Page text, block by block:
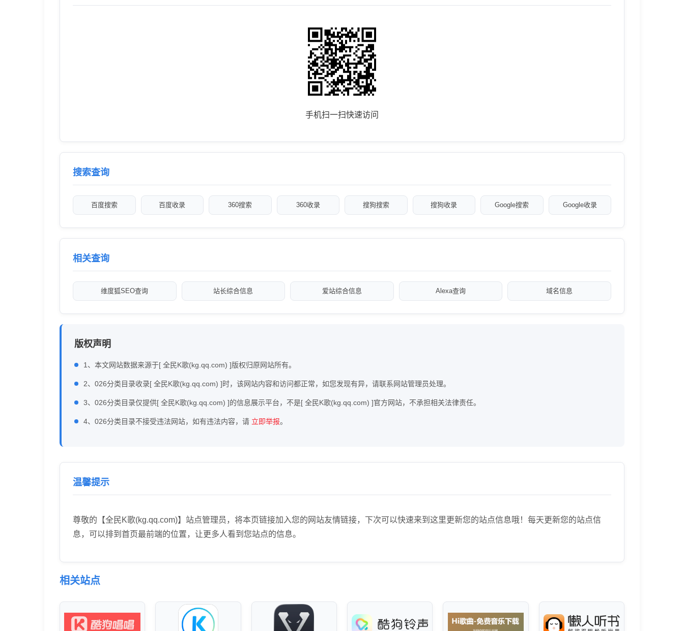
手机扫一扫快速访问
搜索查询
百度搜索 百度收录 360搜索 360收录 搜狗搜索 搜狗收录 Google搜索 Google收录
相关查询
维度狐SEO查询 站长综合信息 爱站综合信息 Alexa查询 域名信息
版权声明
1、本文网站数据来源于[ 全民K歌(kg.qq.com) ]版权归原网站所有。
2、026分类目录收录[ 全民K歌(kg.qq.com) ]时，该网站内容和访问都正常，如您发现有异，请联系网站管理员处理。
3、026分类目录仅提供[ 全民K歌(kg.qq.com) ]的信息展示平台，不是[ 全民K歌(kg.qq.com) ]官方网站，不承担相关法律责任。
4、026分类目录不接受违法网站，如有违法内容，请 立即举报。
温馨提示
尊敬的【全民K歌(kg.qq.com)】站点管理员，将本页链接加入您的网站友情链接，下次可以快速来到这里更新您的站点信息哦！每天更新您的站点信
息，可以排到首页最前端的位置，让更多人看到您站点的信息。
相关站点